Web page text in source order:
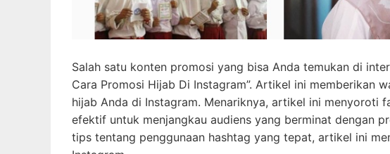
Salah satu konten promosi yang bisa Anda temukan di
Cara Promosi Hijab Di Instagram”. Artikel ini memberikan
hijab Anda di Instagram. Menariknya, artikel ini menyoroti
efektif untuk menjangkau audiens yang berminat dengan
tips tentang penggunaan hashtag yang tepat, artikel ini